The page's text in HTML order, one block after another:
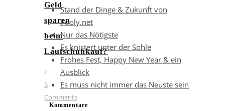
Geld
sparen
beim
Laufschuhkauf?
/
5
Comments
Stand der Dinge & Zukunft von
Pooly.net
Nur das Nötigste
Es knistert unter der Sohle
Frohes Fest, Happy New Year & ein
Ausblick
Es muss nicht immer das Neuste sein
Kommentare